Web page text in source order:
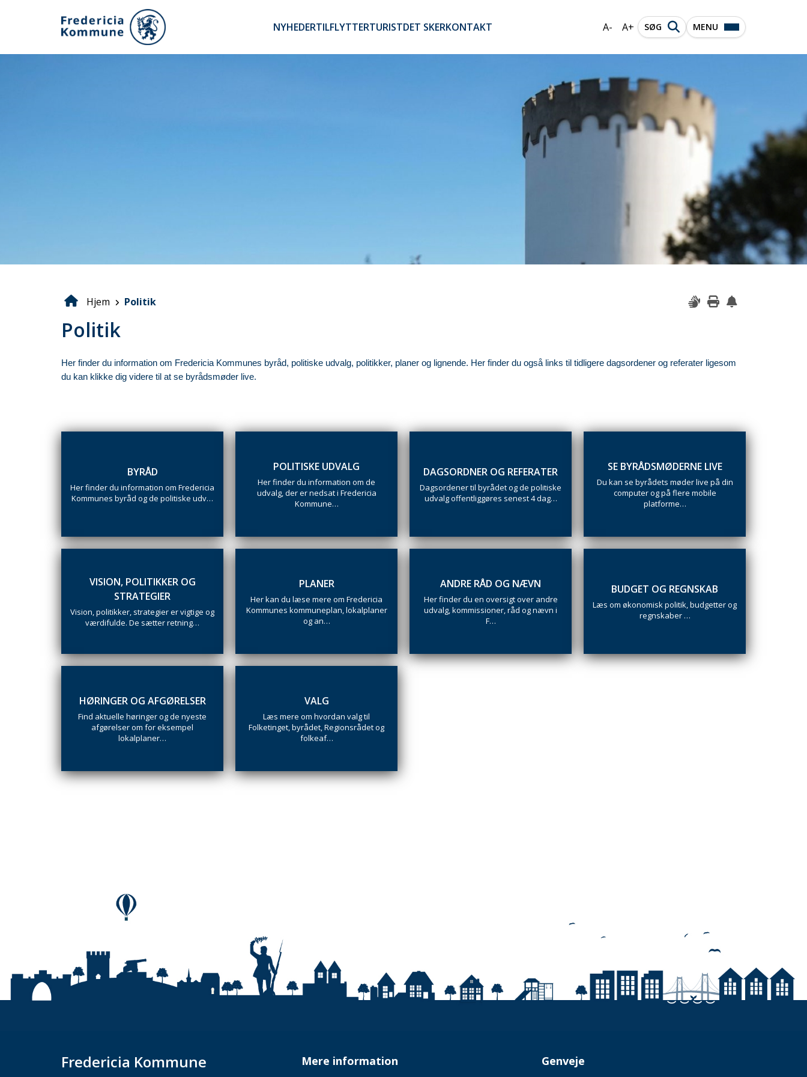
NYHEDERTILFLYTTERTURISTDET SKERKONTAKT A- A+ SØG MENU
Brødkrumme
Hjem Politik
Politik
Her finder du information om Fredericia Kommunes byråd, politiske udvalg, politikker, planer og lignende. Her finder du også links til tidligere dagsordener og referater ligesom
du kan klikke dig videre til at se byrådsmøder live.
BYRÅD
Her finder du information om Fredericia
Kommunes byråd og de politiske udv…
POLITISKE UDVALG
Her finder du information om de
udvalg, der er nedsat i Fredericia
Kommune…
DAGSORDNER OG REFERATER
Dagsordener til byrådet og de politiske
udvalg offentliggøres senest 4 dag…
SE BYRÅDSMØDERNE LIVE
Du kan se byrådets møder live på din
computer og på flere mobile
platforme…
VISION, POLITIKKER OG
STRATEGIER
Vision, politikker, strategier er vigtige og
værdifulde. De sætter retning…
PLANER
Her kan du læse mere om Fredericia
Kommunes kommuneplan, lokalplaner
og an…
ANDRE RÅD OG NÆVN
Her finder du en oversigt over andre
udvalg, kommissioner, råd og nævn i
F…
BUDGET OG REGNSKAB
Læs om økonomisk politik, budgetter og
regnskaber …
HØRINGER OG AFGØRELSER
Find aktuelle høringer og de nyeste
afgørelser om for eksempel
lokalplaner…
VALG
Læs mere om hvordan valg til
Folketinget, byrådet, Regionsrådet og
folkeaf…
Fredericia Kommune Mere information Genveje